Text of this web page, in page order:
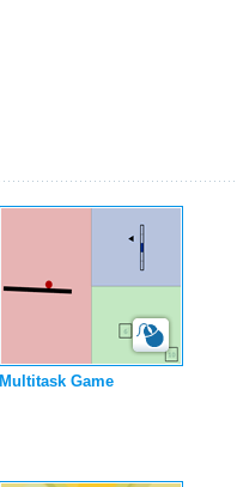
Multitask Game